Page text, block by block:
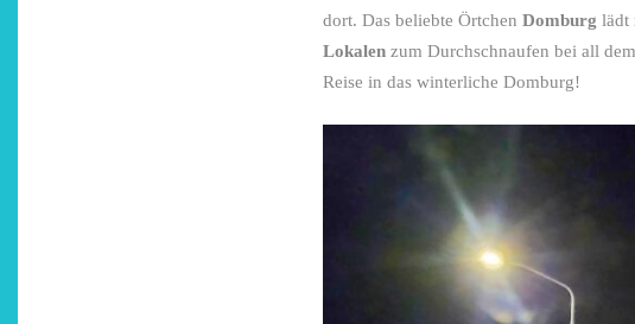
dort. Das beliebte Örtchen Domburg lädt
Lokalen zum Durchschnaufen bei all
Reise in das winterliche Domburg!